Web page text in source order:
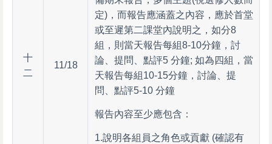
十
二
11/18
定)，而報告應涵蓋之內容，應於首堂
或至遲第二課堂內說明之， 如分8
組，則當天報告每組8-10分鐘，討
論、提問、點評5 分鐘; 如為四組，當
天報告每組10-15分鐘，討論、提
問、點評5-10 分鐘
報告內容至少應包含：
1.說明各組員之角色或貢獻 (確認有